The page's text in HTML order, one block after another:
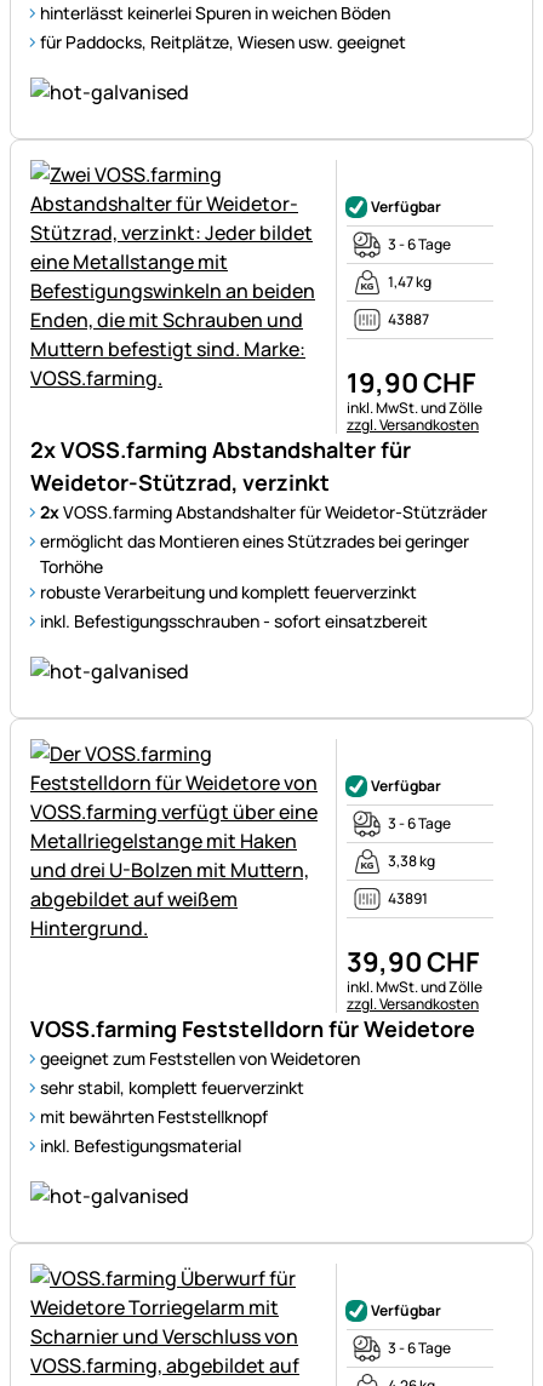
hinterlässt keinerlei Spuren in weichen Böden
für Paddocks, Reitplätze, Wiesen usw. geeignet
2x VOSS.farming Abstandshalter für
Weidetor-Stützrad, verzinkt
2xVOSS.farming Abstandshalter für Weidetor-Stützräder
ermöglicht das Montieren eines Stützrades bei geringer
Torhöhe
robuste Verarbeitung und komplett feuerverzinkt
inkl. Befestigungsschrauben - sofort einsatzbereit
Verfügbar
3 - 6 Tage
1,47 kg
43887
19,90CHF
Steuerhinweis:
inkl. MwSt. und Zölle
zzgl. Versandkosten
VOSS.farming Feststelldorn für Weidetore
geeignet zum Feststellen von Weidetoren
sehr stabil, komplett feuerverzinkt
mit bewährten Feststellknopf
inkl. Befestigungsmaterial
Verfügbar
3 - 6 Tage
3,38 kg
43891
39,90CHF
Steuerhinweis:
inkl. MwSt. und Zölle
zzgl. Versandkosten
Verfügbar
3 - 6 Tage